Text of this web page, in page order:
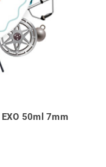
EXO 50ml 7mm